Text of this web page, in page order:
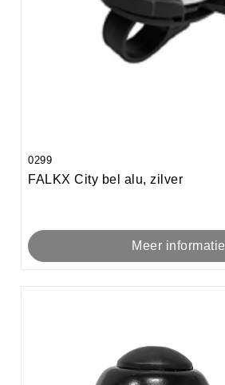
0299
FALKX City bel alu, zilver
Meer informatie